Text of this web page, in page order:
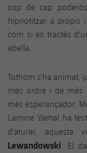
Classificació
Voleibol femení
Carnet de
League of
VALORANT
eFootball
cop de cap
hipnotitzar a propis
com si es tractés
abella.
Tothom s'ha animat,
més ordre i de més
més esperançador.
Lamine Yamal ha
d'aturar, aquesta
Lewandowski . El